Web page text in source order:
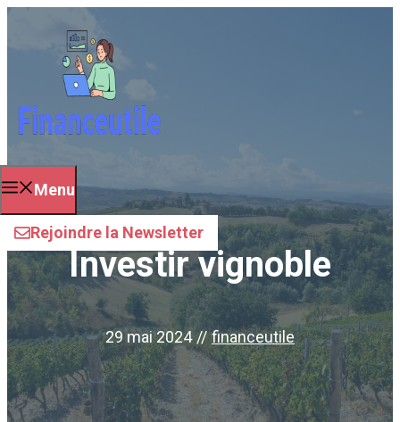
Menu
Rejoindre la Newsletter
Investir vignoble
29 mai 2024 // financeutile